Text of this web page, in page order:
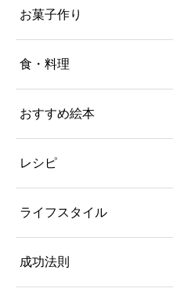
お菓子作り
食・料理
おすすめ絵本
レシピ
ライフスタイル
成功法則